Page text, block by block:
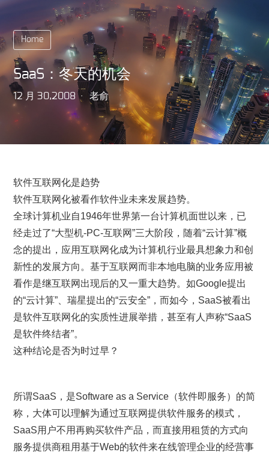
Home
SaaS：冬天的机会
12 月 30,2008 老俞
软件互联网化是趋势
软件互联网化被看作软件业未来发展趋势。
全球计算机业自1946年世界第一台计算机面世以来，已
经走过了“大型机-PC-互联网”三大阶段，随着“云计算”概
念的提出，应用互联网化成为计算机行业最具想象力和创
新性的发展方向。基于互联网而非本地电脑的业务应用被
看作是继互联网出现后的又一重大趋势。如Google提出
的“云计算”、瑞星提出的“云安全”，而如今，SaaS被看出
是软件互联网化的实质性进展举措，甚至有人声称“SaaS
是软件终结者”。
这种结论是否为时过早？
所谓SaaS，是Software as a Service（软件即服务）的简
称，大体可以理解为通过互联网提供软件服务的模式，
SaaS用户不用再购买软件产品，而直接用租赁的方式向
服务提供商租用基于Web的软件来在线管理企业的经营事